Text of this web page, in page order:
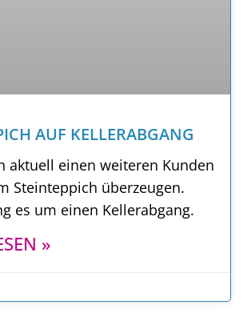
AUF KELLERABGANG
aktuell einen weiteren Kunden
Steinteppich überzeugen.
es um einen Kellerabgang.
»